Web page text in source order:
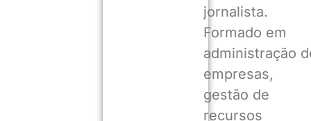
jornalista.
Formado em
administração
empresas,
gestão de
recursos